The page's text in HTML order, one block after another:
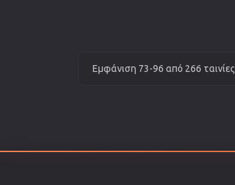
Εμφάνιση 73-96 από 266 ταινίες